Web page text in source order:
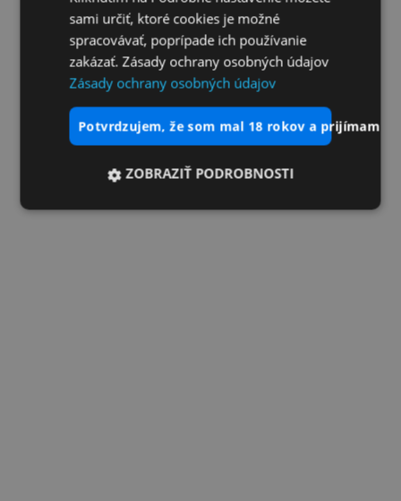
sami určiť, ktoré cookies je možné
spracovávať, poprípade ich používanie
zakázať. Zásady ochrany osobných údajov
Zásady ochrany osobných údajov
potvrdzujem, že som mal 18 rokov a prijímam
ZOBRAZIŤ PODROBNOSTI